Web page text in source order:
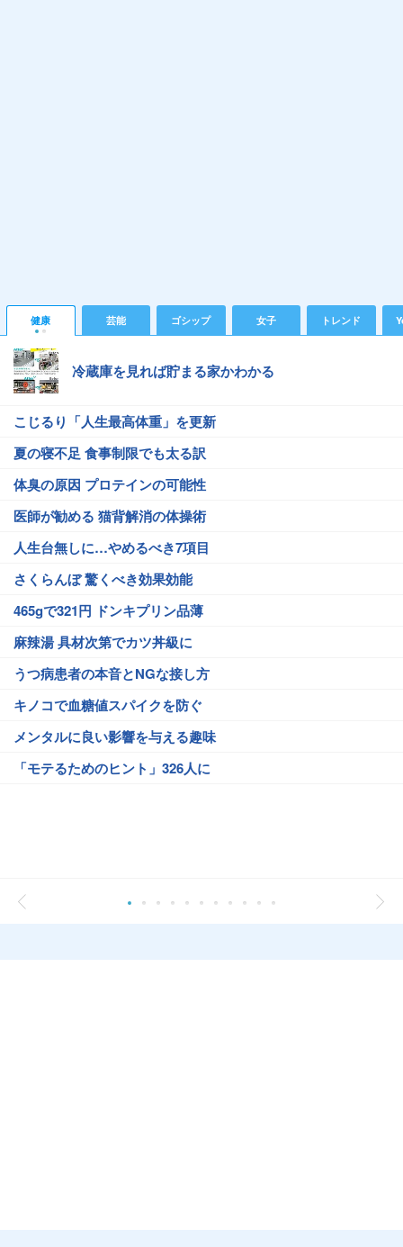
健康 芸能 ゴシップ 女子 トレンド
冷蔵庫を見れば貯まる家かわかる
こじるり「人生最高体重」を更新
夏の寝不足 食事制限でも太る訳
体臭の原因 プロテインの可能性
医師が勧める 猫背解消の体操術
人生台無しに…やめるべき7項目
さくらんぼ 驚くべき効果効能
465gで321円 ドンキプリン品薄
麻辣湯 具材次第でカツ丼級に
うつ病患者の本音とNGな接し方
キノコで血糖値スパイクを防ぐ
メンタルに良い影響を与える趣味
「モテるためのヒント」326人に